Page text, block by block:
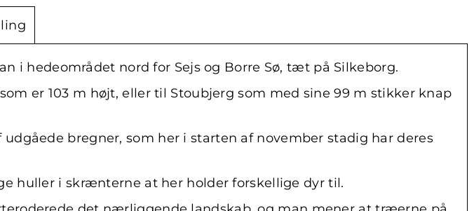
i hedeområdet nord for Sejs og Borre Sø, tæt på Silkeborg.
er 103 m højt, eller til Stoubjerg som med sine 99 m stikker knap
bregner, som her i starten af november stadig har deres
huller i skrænterne at her holder forskellige dyr til.